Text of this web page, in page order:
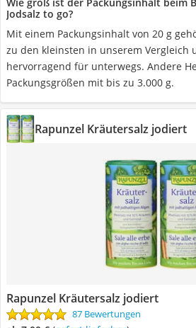
Jodsalz to go?
Mit einem Packungsinhalt von 20 g
zu den kleinsten in unserem Vergleich
hervorragend für unterwegs. Andere
Packungsgrößen mit bis zu 3.000 g.
Rapunzel Kräutersalz jodiert
Rapunzel Kräutersalz jodiert
87 Bewertungen